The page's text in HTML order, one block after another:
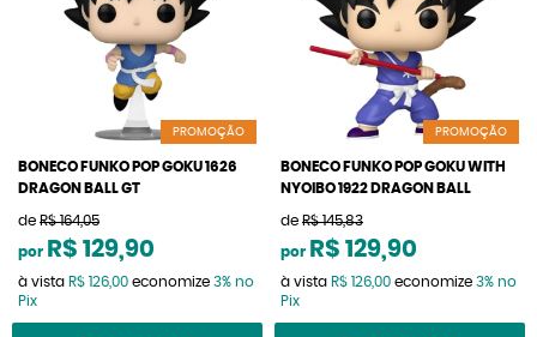
PROMOÇÃO
BONECO FUNKO POP GOKU 1626
DRAGON BALL GT
de R$ 164,05
por R$ 129,90
à vista R$ 126,00 economize 3% no
Pix
PROMOÇÃO
BONECO FUNKO POP GOKU WITH
NYOIBO 1922 DRAGON BALL
de R$ 145,83
por R$ 129,90
à vista R$ 126,00 economize 3% no
Pix